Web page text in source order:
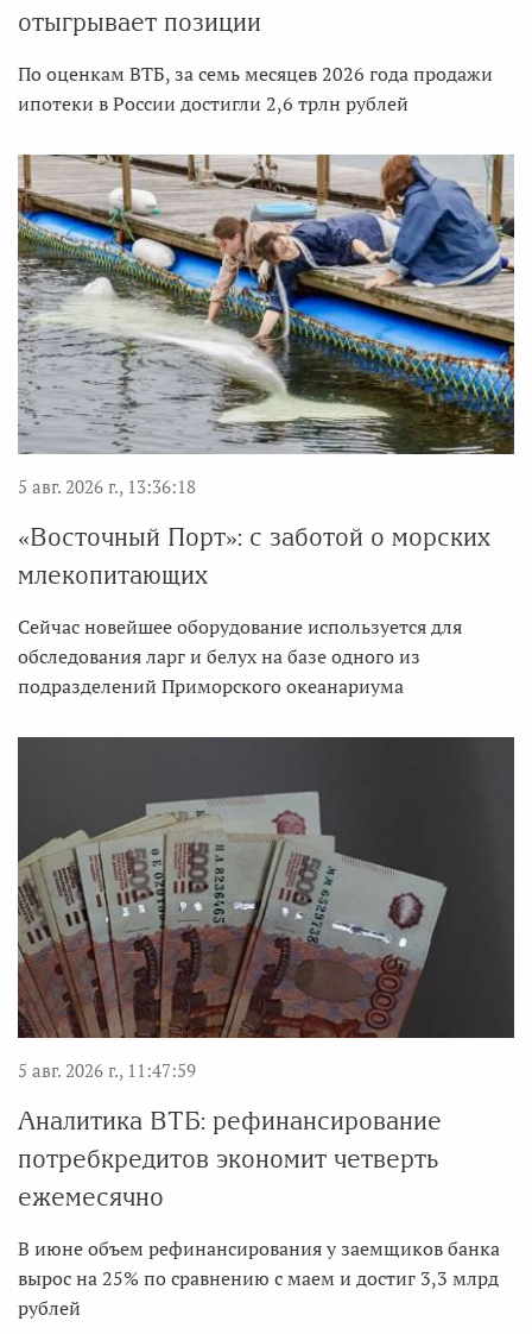
отыгрывает позиции
По оценкам ВТБ, за семь месяцев 2026 года продажи
ипотеки в России достигли 2,6 трлн рублей
5 авг. 2026 г., 13:36:18
«Восточный Порт»: с заботой о морских
млекопитающих
Сейчас новейшее оборудование используется для
обследования ларг и белух на базе одного из
подразделений Приморского океанариума
5 авг. 2026 г., 11:47:59
Аналитика ВТБ: рефинансирование
потребкредитов экономит четверть
ежемесячно
В июне объем рефинансирования у заемщиков банка
вырос на 25% по сравнению с маем и достиг 3,3 млрд
рублей